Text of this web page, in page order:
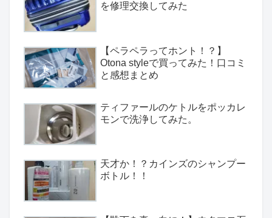
を修理交換してみた
【ペラペラってホント！？】
Otona styleで買ってみた！口コミ
と感想まとめ
ティファールのケトルをポッカレ
モンで洗浄してみた。
天才か！？カインズのシャンプー
ボトル！！